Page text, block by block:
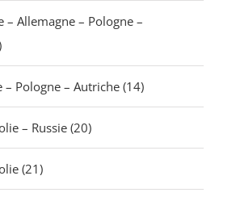
– Allemagne – Pologne –
– Pologne – Autriche (14)
– Russie (20)
(21)